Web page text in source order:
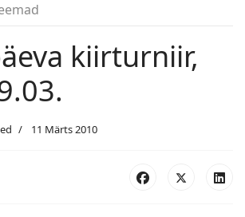
kiirturniir,
11 Märts 2010